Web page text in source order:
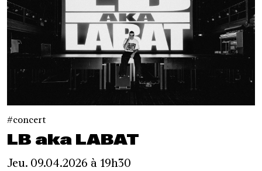
concert
LB aka LABAT
Jeu. 09.04.2026 à 19h30